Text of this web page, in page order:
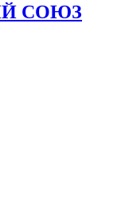
СОЮЗ